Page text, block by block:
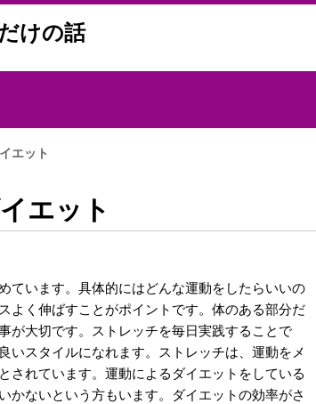
けの話
エット
エット
ています。具体的にはどんな運動をしたらいいの
よく伸ばすことがポイントです。体のある部分だ
が大切です。ストレッチを毎日実践することで
いスタイルになれます。ストレッチは、運動をメ
されています。運動によるダイエットをしている
かないという方もいます。ダイエットの効率がさ